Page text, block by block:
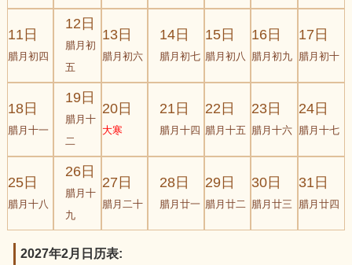
11日
腊月初四
12日
腊月初
五
13日
腊月初六
14日
腊月初七
15日
腊月初八
16日
腊月初九
17日
腊月初十
18日
腊月十一
19日
腊月十
二
20日
大寒
21日
腊月十四
22日
腊月十五
23日
腊月十六
24日
腊月十七
25日
腊月十八
26日
腊月十
九
27日
腊月二十
28日
腊月廿一
29日
腊月廿二
30日
腊月廿三
31日
腊月廿四
2027年2月日历表: